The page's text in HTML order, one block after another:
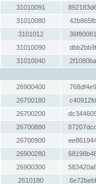
31010091
31010080
3101012
31010090
31010040
26900400
26700180
26700200
26700880
26700900
26900280
26900300
2610180